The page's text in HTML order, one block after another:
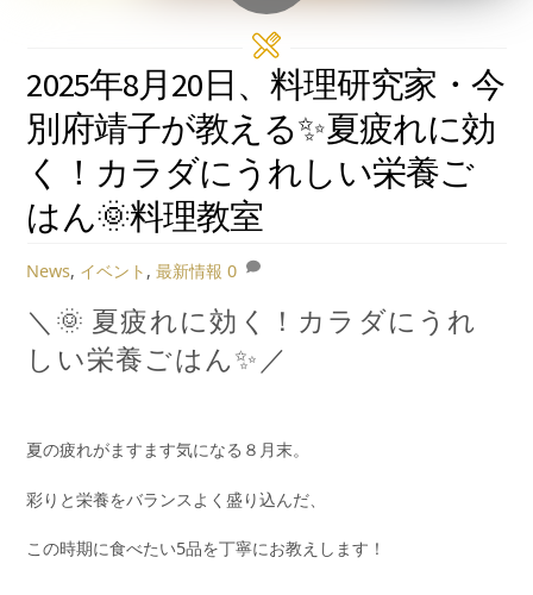
2025年8月20日、料理研究家・今
別府靖子が教える✨夏疲れに効
く！カラダにうれしい栄養ご
はん🌞料理教室
News, イベント ,最新情報 0
＼🌞 夏疲れに効く！カラダにうれ
しい栄養ごはん✨／
夏の疲れがますます気になる８月末。
彩りと栄養をバランスよく盛り込んだ、
この時期に食べたい5品を丁寧にお教えします！